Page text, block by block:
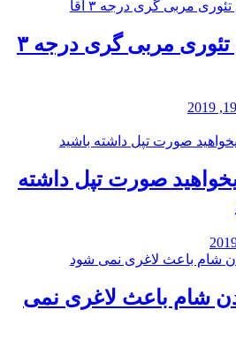
کلاس تئوری مربی گری درجه ۳
صورت تپل داشته
شام باعث لاغری نمی